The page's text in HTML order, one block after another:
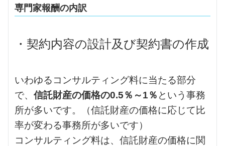
専門家報酬の内訳
・契約内容の設計及び契約書の作成
いわゆるコンサルティング料に当たる部分
で、 信託財産の価格の0.5％～1％ という事務
所が多いです。（信託財産の価格に応じて比
率が変わる事務所が多いです）
コンサルティング料は、信託財産の価格に関